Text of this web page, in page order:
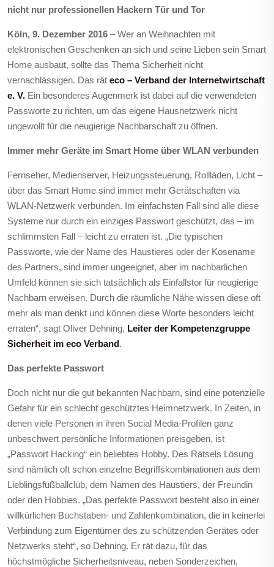
nicht nur professionellen Hackern Tür und Tor
Köln, 9. Dezember 2016 – Wer an Weihnachten mit
elektronischen Geschenken an sich und seine Lieben sein Smart
Home ausbaut, sollte das Thema Sicherheit nicht
vernachlässigen. Das rät eco – Verband der Internetwirtschaft
e. V. Ein besonderes Augenmerk ist dabei auf die verwendeten
Passworte zu richten, um das eigene Hausnetzwerk nicht
ungewollt für die neugierige Nachbarschaft zu öffnen.
Immer mehr Geräte im Smart Home über WLAN verbunden
Fernseher, Medienserver, Heizungssteuerung, Rollläden, Licht –
über das Smart Home sind immer mehr Gerätschaften via
WLAN-Netzwerk verbunden. Im einfachsten Fall sind alle diese
Systeme nur durch ein einziges Passwort geschützt, das – im
schlimmsten Fall – leicht zu erraten ist. „Die typischen
Passworte, wie der Name des Haustieres oder der Kosename
des Partners, sind immer ungeeignet, aber im nachbarlichen
Umfeld können sie sich tatsächlich als Einfallstor für neugierige
Nachbarn erweisen. Durch die räumliche Nähe wissen diese oft
mehr als man denkt und können diese Worte besonders leicht
erraten“, sagt Oliver Dehning, Leiter der Kompetenzgruppe
Sicherheit im eco Verband.
Das perfekte Passwort
Doch nicht nur die gut bekannten Nachbarn, sind eine potenzielle
Gefahr für ein schlecht geschütztes Heimnetzwerk. In Zeiten, in
denen viele Personen in ihren Social Media-Profilen ganz
unbeschwert persönliche Informationen preisgeben, ist
„Passwort Hacking“ ein beliebtes Hobby. Des Rätsels Lösung
sind nämlich oft schon einzelne Begriffskombinationen aus dem
Lieblingsfußballclub, dem Namen des Haustiers, der Freundin
oder den Hobbies. „Das perfekte Passwort besteht also in einer
willkürlichen Buchstaben- und Zahlenkombination, die in keinerlei
Verbindung zum Eigentümer des zu schützenden Gerätes oder
Netzwerks steht“, so Dehning. Er rät dazu, für das
höchstmögliche Sicherheitsniveau, neben Sonderzeichen,